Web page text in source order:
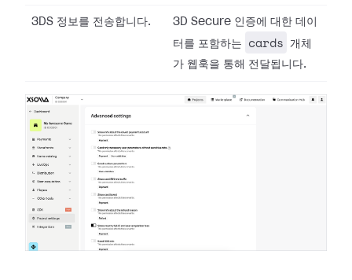
3DS 정보를 전송합니다.
3D Secure 인증에 대한 데이
터를 포함하는
cards
개체
가 웹훅을 통해 전달됩니다.